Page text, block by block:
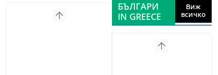
БЪЛГАРИ
IN GREECE
Виж
всичко